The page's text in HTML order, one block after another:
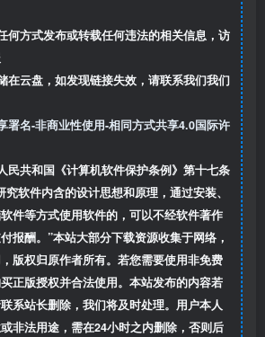
何方式发布或转载任何违法的相关信息，访
在云盘，如发现链接失效，请联系我们我们
署名-非商业性使用-相同方式共享4.0国际许
民共和国《计算机软件保护条例》第十七条
软件内含的设计思想和原理，通过安装、
件等方式使用软件的，可以不经软件著作
报酬。”本站大部分下载资源收集于网络，
版权归原作者所有。若您需要使用非免费
正版授权并合法使用。本站发布的内容若
系站长删除，我们将及时处理。用户本人
非法用途，需在24小时之内删除，否则后